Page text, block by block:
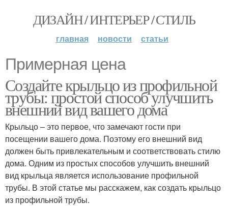
ДИЗАЙН / ИНТЕРЬЕР / СТИЛЬ
главная новости статьи
Примерная цена
Создайте крыльцо из профильной
трубы: простой способ улучшить
внешний вид вашего дома
Крыльцо – это первое, что замечают гости при
посещении вашего дома. Поэтому его внешний вид
должен быть привлекательным и соответствовать стилю
дома. Одним из простых способов улучшить внешний
вид крыльца является использование профильной
трубы. В этой статье мы расскажем, как создать крыльцо
из профильной трубы.